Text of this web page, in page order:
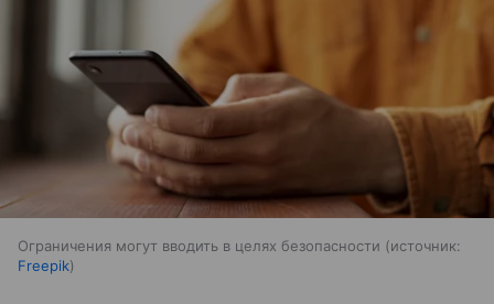
Ограничения могут вводить в целях безопасности
источник:
Freepik